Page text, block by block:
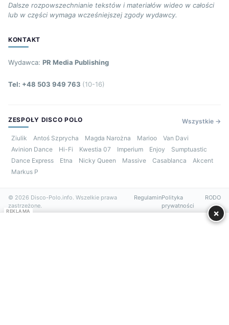
Dalsze rozpowszechnianie tekstów i materiałów wideo w całości
lub w części wymaga wcześniejszej zgody wydawcy.
KONTAKT
Wydawca: PR Media Publishing
Tel: +48 503 949 763 (10-16)
ZESPOŁY DISCO POLO Wszystkie →
Ziulik Antoś Szprycha Magda Narożna Marioo
Van Davi
Avinion Dance
Hi-Fi Kwestia 07 Imperium Enjoy
Sumptuastic
Dance Express
Etna Nicky Queen Massive Casablanca
Akcent
Markus P
© 2026 Disco-Polo.info. Wszelkie prawa
zastrzeżone.
RegulaminPolityka
prywatności
RODO
REKLAMA ×